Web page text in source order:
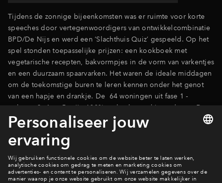
Tijdens de zonnige bijeenkomsten was er ruimte voor korte
speeches door vertegenwoordigers van ontwikkelcombinatie
BPD/De Nijs en werd een ‘Slachthuis Quiz’ gespeeld. Op het
spel stonden toepasselijke prijzen: een kookboek met
vegetarische recepten, bakvormpjes in de vorm van varkentjes
en een duurzaam spaarvarken. Het waren de ideale middagen
om de toekomstige buren te leren kennen onder het genot
van een hapje en drankje. De 64 woningen uit fase 1 -
gebouw 3, 4 en 5 - zijn 100% verkocht en al in aanbouw. De
79 woningen uit fase 2 – gebouw 1 en 2 - zijn op één na
verkocht (voor de laatste woning staat de tekenafspraak al
gepland) en ook voor deze woningen is de bouw inmiddels